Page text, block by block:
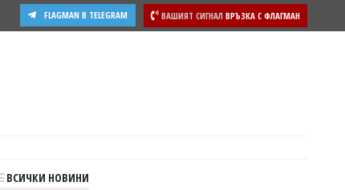
ВАШИЯТ СИГНАЛ ВРЪЗКА С ФЛАГМАН
FLAGMAN В TELEGRAM
ВСИЧКИ НОВИНИ